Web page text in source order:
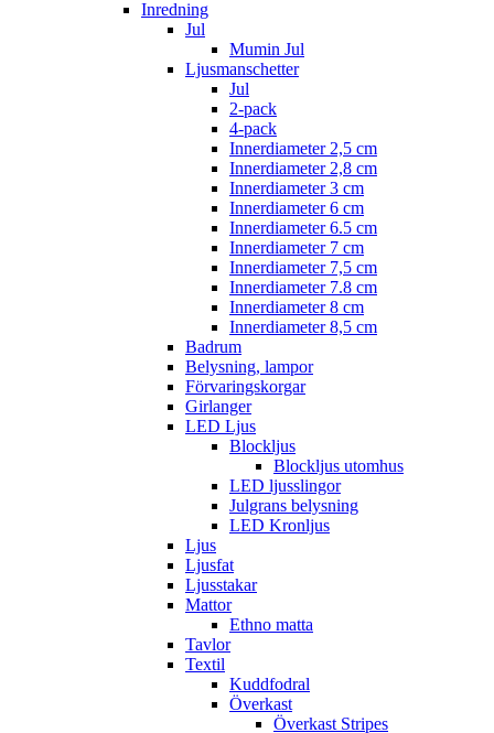
Inredning
Jul
Mumin Jul
Ljusmanschetter
Jul
2-pack
4-pack
Innerdiameter 2,5 cm
Innerdiameter 2,8 cm
Innerdiameter 3 cm
Innerdiameter 6 cm
Innerdiameter 6.5 cm
Innerdiameter 7 cm
Innerdiameter 7,5 cm
Innerdiameter 7.8 cm
Innerdiameter 8 cm
Innerdiameter 8,5 cm
Badrum
Belysning, lampor
Förvaringskorgar
Girlanger
LED Ljus
Blockljus
Blockljus utomhus
LED ljusslingor
Julgrans belysning
LED Kronljus
Ljus
Ljusfat
Ljusstakar
Mattor
Ethno matta
Tavlor
Textil
Kuddfodral
Överkast
Överkast Stripes